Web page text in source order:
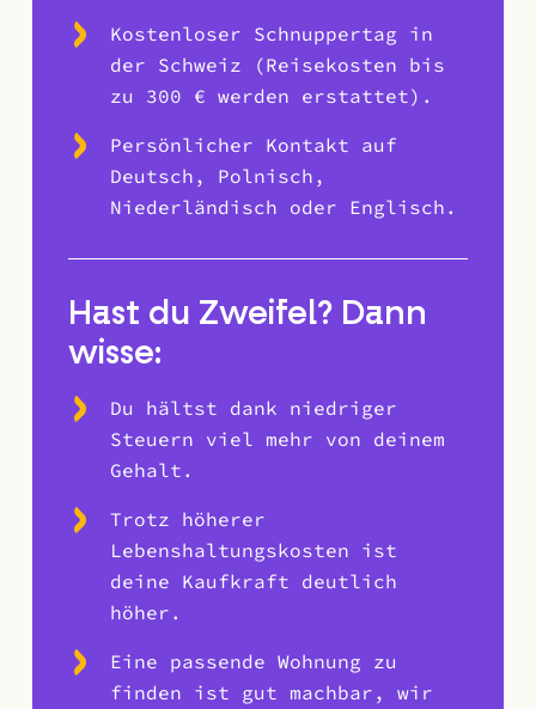
Kostenloser Schnuppertag in
der Schweiz (Reisekosten bis
zu 300 € werden erstattet).
Persönlicher Kontakt auf
Deutsch, Polnisch,
Niederländisch oder Englisch.
Hast du Zweifel? Dann
wisse:
Du hältst dank niedriger
Steuern viel mehr von deinem
Gehalt.
Trotz höherer
Lebenshaltungskosten ist
deine Kaufkraft deutlich
höher.
Eine passende Wohnung zu
finden ist gut machbar, wir